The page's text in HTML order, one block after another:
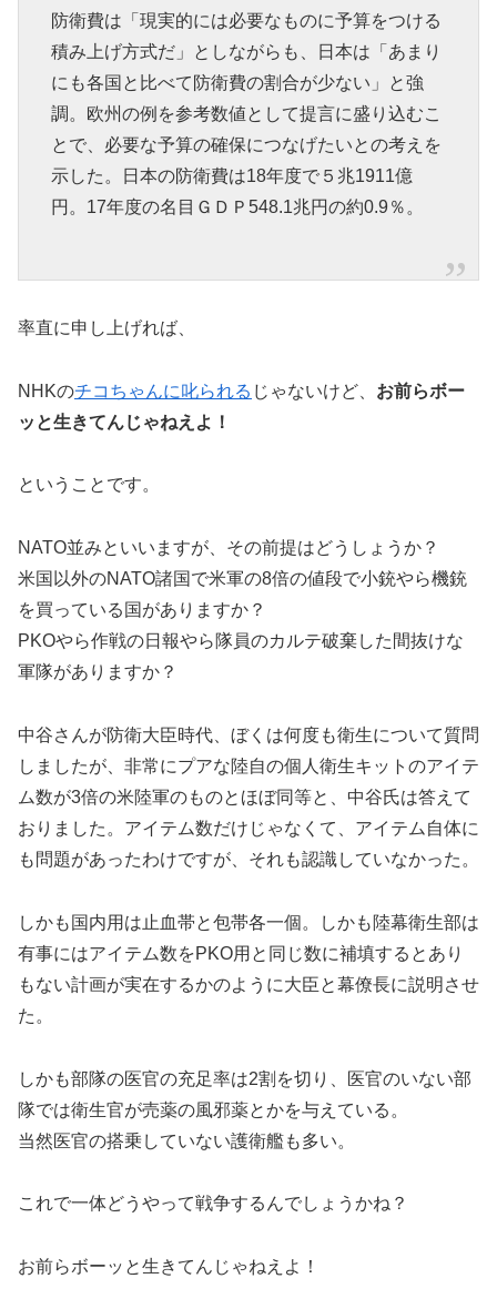
防衛費は「現実的には必要なものに予算をつける
積み上げ方式だ」としながらも、日本は「あまり
にも各国と比べて防衛費の割合が少ない」と強
調。欧州の例を参考数値として提言に盛り込むこ
とで、必要な予算の確保につなげたいとの考えを
示した。日本の防衛費は18年度で５兆1911億
円。17年度の名目ＧＤＰ548.1兆円の約0.9％。
率直に申し上げれば、
NHKのチコちゃんに叱られる じゃないけど、 お前らボー
ッと生きてんじゃねえよ！
ということです。
NATO並みといいますが、その前提はどうしょうか？
米国以外のNATO諸国で米軍の8倍の値段で小銃やら機銃
を買っている国がありますか？
PKOやら作戦の日報やら隊員のカルテ破棄した間抜けな
軍隊がありますか？
中谷さんが防衛大臣時代、ぼくは何度も衛生について質問
しましたが、非常にプアな陸自の個人衛生キットのアイテ
ム数が3倍の米陸軍のものとほぼ同等と、中谷氏は答えて
おりました。アイテム数だけじゃなくて、アイテム自体に
も問題があったわけですが、それも認識していなかった。
しかも国内用は止血帯と包帯各一個。しかも陸幕衛生部は
有事にはアイテム数をPKO用と同じ数に補填するとあり
もない計画が実在するかのように大臣と幕僚長に説明させ
た。
しかも部隊の医官の充足率は2割を切り、医官のいない部
隊では衛生官が売薬の風邪薬とかを与えている。
当然医官の搭乗していない護衛艦も多い。
これで一体どうやって戦争するんでしょうかね？
お前らボーッと生きてんじゃねえよ！